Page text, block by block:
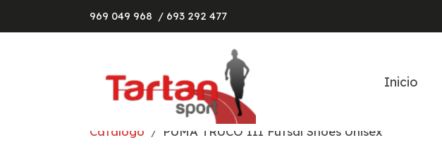
969 049 968 / 693 292 477
Inicio
Catálogo PUMA TRUCO III Futsal Shoes Unisex